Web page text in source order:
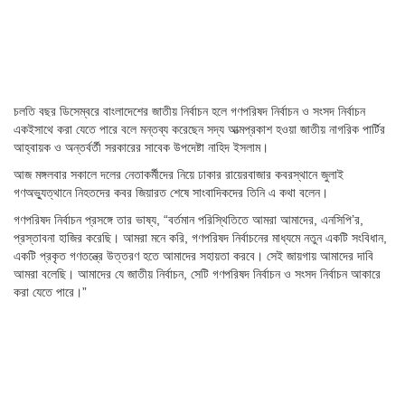
চলতি বছর ডিসেম্বরে বাংলাদেশের জাতীয় নির্বাচন হলে গণপরিষদ নির্বাচন ও সংসদ নির্বাচন
একইসাথে করা যেতে পারে বলে মন্তব্য করেছেন সদ্য আত্মপ্রকাশ হওয়া জাতীয় নাগরিক পার্টির
আহ্বায়ক ও অন্তর্বর্তী সরকারের সাবেক উপদেষ্টা নাহিদ ইসলাম।
আজ মঙ্গলবার সকালে দলের নেতাকর্মীদের নিয়ে ঢাকার রায়েরবাজার কবরস্থানে জুলাই
গণঅভ্যুত্থানে নিহতদের কবর জিয়ারত শেষে সাংবাদিকদের তিনি এ কথা বলেন।
গণপরিষদ নির্বাচন প্রসঙ্গে তার ভাষ্য, “বর্তমান পরিস্থিতিতে আমরা আমাদের, এনসিপি’র,
প্রস্তাবনা হাজির করেছি। আমরা মনে করি, গণপরিষদ নির্বাচনের মাধ্যমে নতুন একটি সংবিধান,
একটি প্রকৃত গণতন্ত্রে উত্তরণ হতে আমাদের সহায়তা করবে। সেই জায়গায় আমাদের দাবি
আমরা বলেছি। আমাদের যে জাতীয় নির্বাচন, সেটি গণপরিষদ নির্বাচন ও সংসদ নির্বাচন আকারে
করা যেতে পারে।”